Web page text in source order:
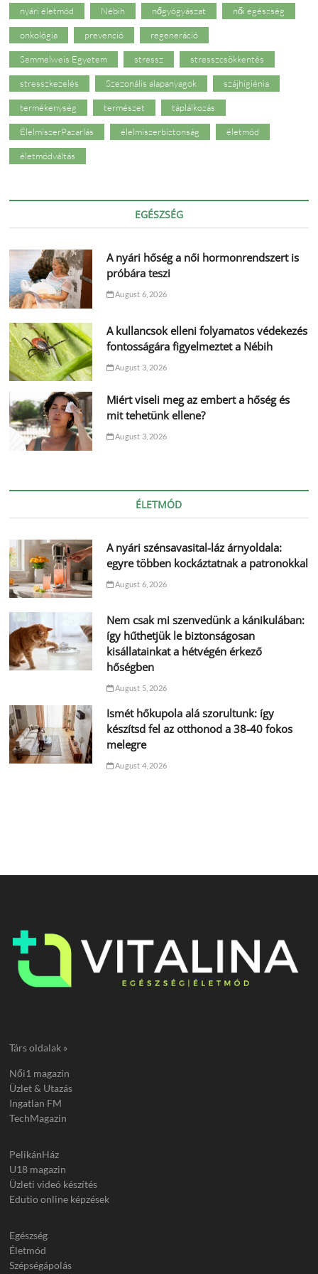
nyári életmód Nébih nőgyógyászat női egészség
onkológia prevenció regeneráció
Semmelweis Egyetem stressz stresszcsökkentés
stresszkezelés Szezonális alapanyagok szájhigiénia
termékenység természet táplálkozás
ÉlelmiszerPazarlás élelmiszerbiztonság életmód
életmódváltás
EGÉSZSÉG
A nyári hőség a női hormonrendszert is
próbára teszi
August 6, 2026
A kullancsok elleni folyamatos védekezés
fontosságára figyelmeztet a Nébih
August 3, 2026
Miért viseli meg az embert a hőség és
mit tehetünk ellene?
August 3, 2026
ÉLETMÓD
A nyári szénsavasital-láz árnyoldala:
egyre többen kockáztatnak a patronokkal
August 6, 2026
Nem csak mi szenvedünk a kánikulában:
így hűthetjük le biztonságosan
kisállatainkat a hétvégén érkező
hőségben
August 5, 2026
Ismét hőkupola alá szorultunk: így
készítsd fel az otthonod a 38-40 fokos
melegre
August 4, 2026
Társ oldalak »
Női1 magazin
Üzlet & Utazás
Ingatlan FM
TechMagazin
PelikánHáz
U18 magazin
Üzleti videó készítés
Edutio online képzések
Egészség
Életmód
Szépségápolás